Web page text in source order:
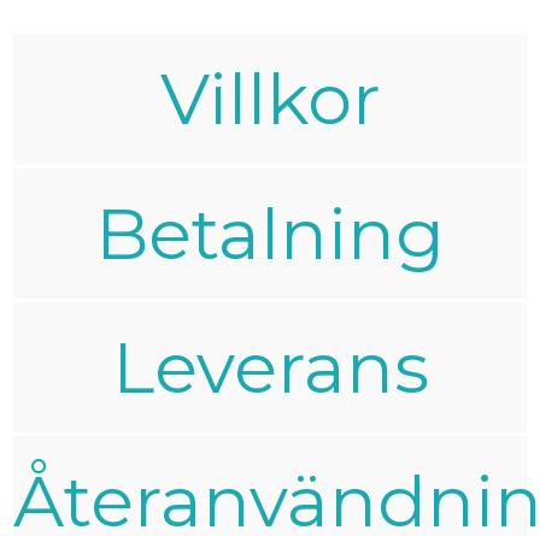
Villkor
Betalning
Leverans